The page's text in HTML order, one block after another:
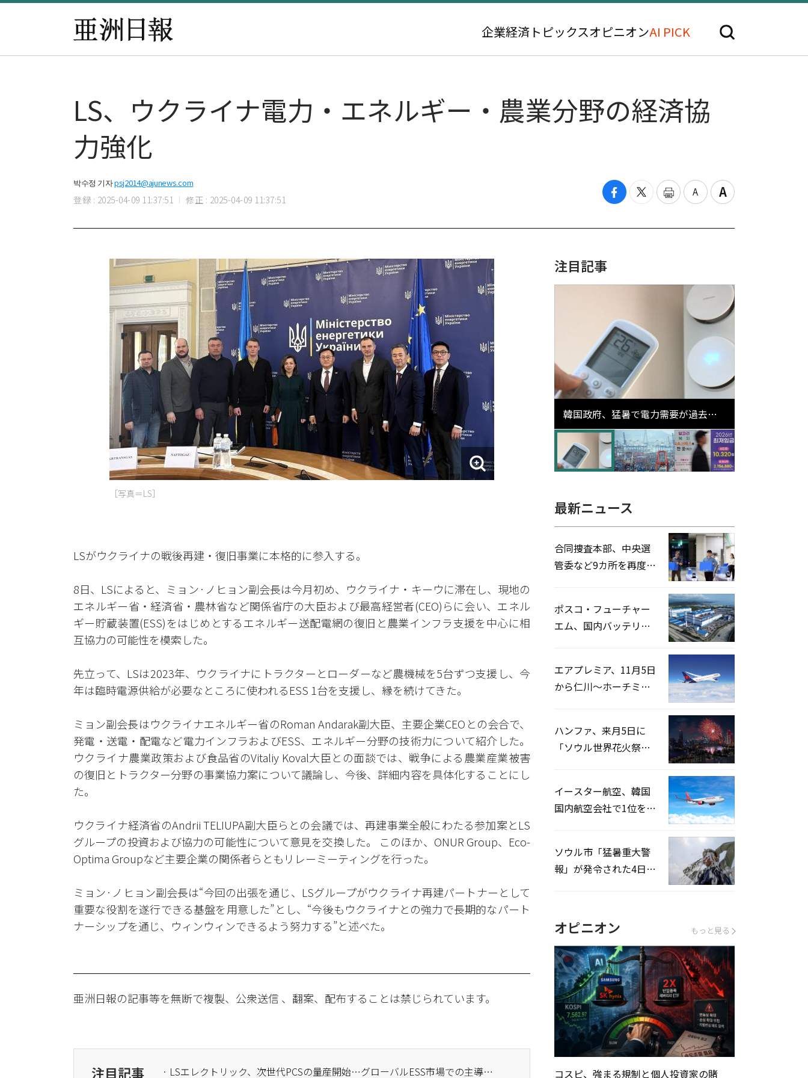
企業経済 トピックスオピニオンAI PICK
LS、ウクライナ電力・エネルギー・農業分野の経済協
力強化
박수정 기자psj2014@ajunews.com
登録 : 2025-04-09 11:37:51 修正 : 2025-04-09 11:37:51
［写真＝LS］
LSがウクライナの戦後再建・復旧事業に本格的に参入する。
8日、LSによると、ミョン·ノヒョン副会長は今月初め、ウクライナ・キーウに滞在し、現地の
エネルギー省・経済省・農林省など関係省庁の大臣および最高経営者(CEO)らに会い、エネル
ギー貯蔵装置(ESS)をはじめとするエネルギー送配電網の復旧と農業インフラ支援を中心に相
互協力の可能性を模索した。
先立って、LSは2023年、ウクライナにトラクターとローダーなど農機械を5台ずつ支援し、今
年は臨時電源供給が必要なところに使われるESS 1台を支援し、縁を続けてきた。
ミョン副会長はウクライナエネルギー省のRoman Andarak副大臣、主要企業CEOとの会合で、
発電・送電・配電など電力インフラおよびESS、エネルギー分野の技術力について紹介した。
ウクライナ農業政策および食品省のVitaliy Koval大臣との面談では、戦争による農業産業被害
の復旧とトラクター分野の事業協力案について議論し、今後、詳細内容を具体化することにし
た。
ウクライナ経済省のAndrii TELIUPA副大臣らとの会議では、再建事業全般にわたる参加案とLS
グループの投資および協力の可能性について意見を交換した。 このほか、ONUR Group、Eco-
Optima Groupなど主要企業の関係者らともリレーミーティングを行った。
ミョン·ノヒョン副会長は“今回の出張を通じ、LSグループがウクライナ再建パートナーとして
重要な役割を遂行できる基盤を用意した”とし、“今後もウクライナとの強力で長期的なパート
ナーシップを通じ、ウィンウィンできるよう努力する”と述べた。
亜洲日報の記事等を無断で複製、公衆送信 、翻案、配布することは禁じられています。
注目記事 · LSエレクトリック、次世代PCSの量産開始…グローバルESS市場での主導権強化
注目記事
韓国政府、猛暑で電力需要が過去最
高更新の可能性に需給対応体制を点
検
最新ニュース
合同捜査本部、中央選
管委など9カ所を再度家
ポスコ・フューチャー
エム、国内バッテリー
エアプレミア、11月5日
から仁川〜ホーチミン
ハンファ、来月5日に
「ソウル世界花火祭り
イースター航空、韓国
国内航空会社で1位を記
ソウル市「猛暑重大警
報」が発令された4日、
オピニオン もっと見る
コスピ、強まる規制と個人投資家の賭